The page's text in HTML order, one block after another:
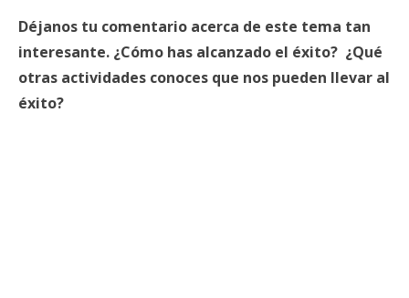
Déjanos tu comentario acerca de este tema tan
interesante. ¿Cómo has alcanzado el éxito? ¿Qué
otras actividades conoces que nos pueden llevar al
éxito?